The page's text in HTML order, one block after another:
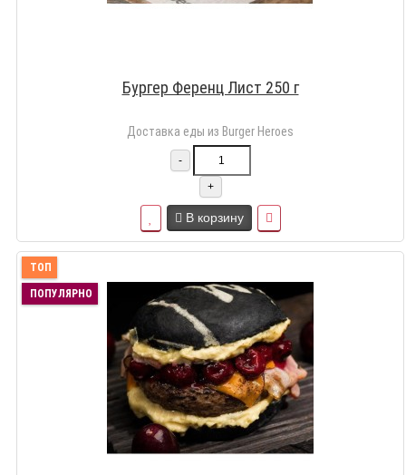
Бургер Ференц Лист 250 г
Доставка еды из Burger Heroes
-
+
В корзину
ТОП
ПОПУЛЯРНО